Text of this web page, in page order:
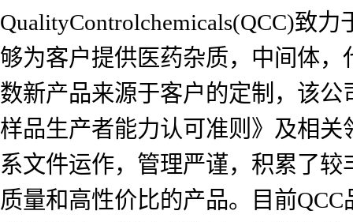
QualityControlchemicals(QCC)致
够为客户提供医药杂质，中间体
数新产品来源于客户的定制，该公
样品生产者能力认可准则》及相
系文件运作，管理严谨，积累了
质量和高性价比的产品。目前